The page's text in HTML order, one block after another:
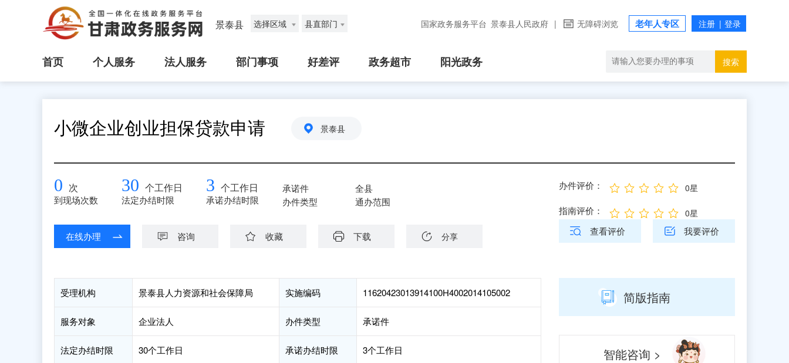
景泰县 选择区域 县直部门 国家政务服务平台 景泰县人民政府 | 无障碍浏览 老年人专区
首页 个人服务 法人服务 部门事项 好差评 政务超市 阳光政务 搜索
小微企业创业担保贷款申请 景泰县
0 次
到现场次数
30 个工作日
法定办结时限
3 个工作日
承诺办结时限
承诺件
办件类型
全县
通办范围
在线办理 咨询 收藏 下载 分享
办件评价： 0星
指南评价： 0星
查看评价 我要评价
受理机构 景泰县人力资源和社会保障局 实施编码 11620423013914100H4002014105002
服务对象 企业法人 办件类型 承诺件
法定办结时限 30个工作日 承诺办结时限 3个工作日
简版指南
智能咨询 >